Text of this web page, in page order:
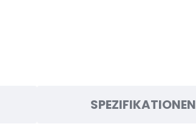
SPEZIFIKATIONEN